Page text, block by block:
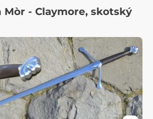
Mòr - Claymore, skotský